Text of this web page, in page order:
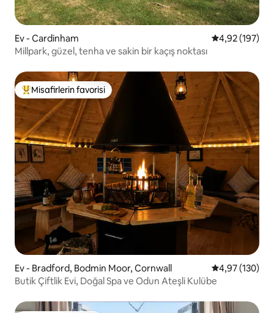
Ev - Cardinham 5 üzerinden
4,92 (197)
Millpark, güzel, tenha ve sakin bir kaçış noktası
Misafirlerin favorilerinden en beğenilenler arasında
Misafirlerin favorisi
Ev - Bradford, Bodmin Moor, Cornwall 5 üzerinden
4,97 (130)
Butik Çiftlik Evi, Doğal Spa ve Odun Ateşli Kulübe